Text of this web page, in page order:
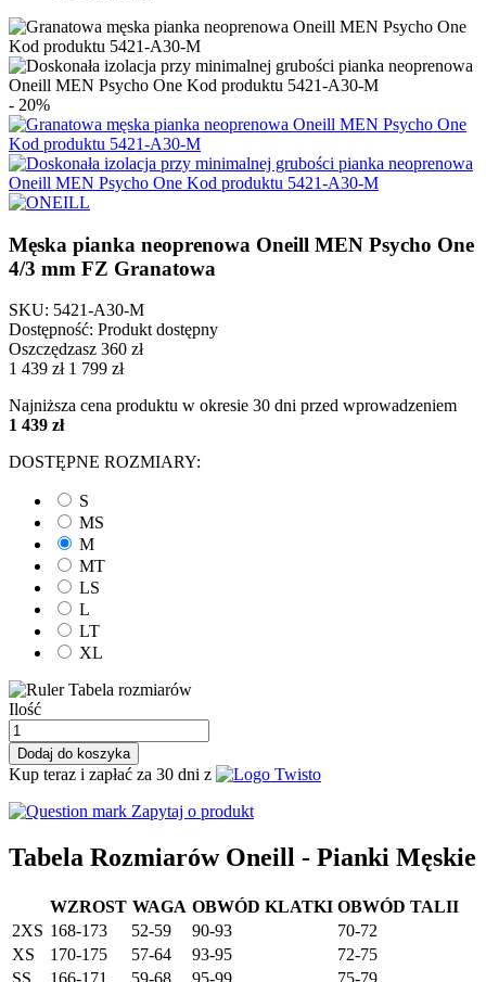
- 20%
Męska pianka neoprenowa Oneill MEN Psycho One
4/3 mm FZ Granatowa
SKU: 5421-A30-M
Dostępność: Produkt dostępny
Oszczędzasz 360 zł
1 439 zł 1 799 zł
Najniższa cena produktu w okresie 30 dni przed wprowadzeniem
1 439 zł
DOSTĘPNE ROZMIARY:
S
MS
M
MT
LS
L
LT
XL
Tabela rozmiarów
Ilość
Dodaj do koszyka
Kup teraz i zapłać za 30 dni z
Zapytaj o produkt
Tabela Rozmiarów Oneill - Pianki Męskie
WZROST WAGA OBWÓD KLATKI OBWÓD TALII
2XS 168-173 52-59 90-93
70-72
XS
170-175 57-64 93-95
72-75